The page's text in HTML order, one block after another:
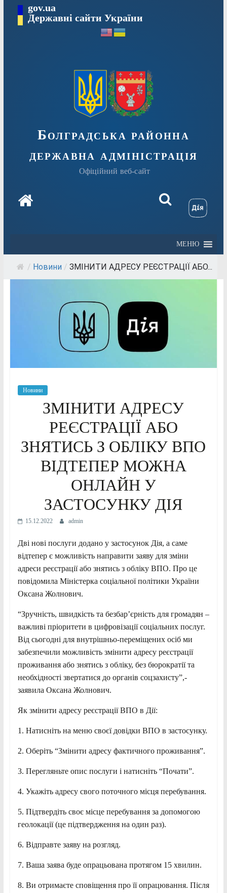
Перейтиgov.ua
Державні сайти України
Болградська районна
державна адміністрація
Офіційний веб-сайт
МЕНЮ
/ Новини / ЗМІНИТИ АДРЕСУ РЕЄСТРАЦІЇ АБО...
Новини
ЗМІНИТИ АДРЕСУ
РЕЄСТРАЦІЇ АБО
ЗНЯТИСЬ З ОБЛІКУ ВПО
ВІДТЕПЕР МОЖНА
ОНЛАЙН У
ЗАСТОСУНКУ ДІЯ
15.12.2022 admin
Дві нові послуги додано у застосунок Дія, а саме
відтепер є можливість направити заяву для зміни
адреси реєстрації або знятись з обліку ВПО. Про це
повідомила Міністерка соціальної політики України
Оксана Жолнович.
“Зручність, швидкість та безбар’єрність для громадян –
важливі пріоритети в цифровізації соціальних послуг.
Від сьогодні для внутрішньо-переміщених осіб ми
забезпечили можливість змінити адресу реєстрації
проживання або знятись з обліку, без бюрократії та
необхідності звертатися до органів соцзахисту”,-
заявила Оксана Жолнович.
Як змінити адресу реєстрації ВПО в Дії:
1. Натисніть на меню своєї довідки ВПО в застосунку.
2. Оберіть “Змінити адресу фактичного проживання”.
3. Перегляньте опис послуги і натисніть “Почати”.
4. Укажіть адресу свого поточного місця перебування.
5. Підтвердіть своє місце перебування за допомогою
геолокації (це підтвердження на один раз).
6. Відправте заяву на розгляд.
7. Ваша заява буде опрацьована протягом 15 хвилин.
8. Ви отримаєте сповіщення про її опрацювання. Після